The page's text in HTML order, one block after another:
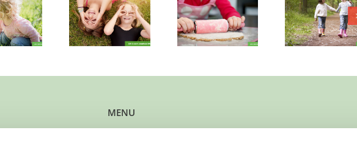
speelmaatje
op zondag!
van samen
bakken en
lachen?
Vrolijk meisje
zoekt plekje op
woensdagmiddag
Geven
zusjes
MENU
Kun je steun gebruiken?